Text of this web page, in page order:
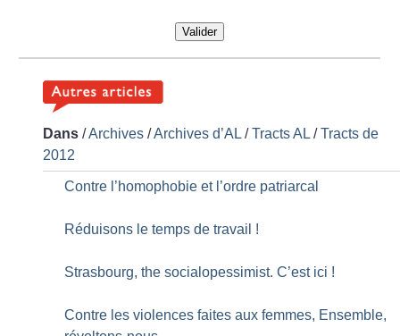
Valider
Dans /Archives /Archives d’AL /Tracts AL /Tracts de
2012
Contre l’homophobie et l’ordre patriarcal
Réduisons le temps de travail !
Strasbourg, the socialopessimist. C’est ici !
Contre les violences faites aux femmes, Ensemble,